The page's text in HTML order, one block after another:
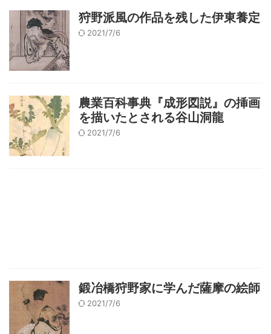
狩野派風の作品を残した伊東養定
2021/7/6
農業百科事典『成形図説』の挿画
を描いたとされる谷山洞龍
2021/7/6
鍛冶橋狩野家に学んだ薩摩の絵師
2021/7/6